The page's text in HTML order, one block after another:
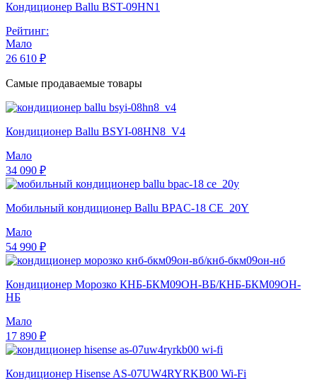
Кондиционер Ballu BST-09HN1
Рейтинг:
Мало
26 610 ₽
Самые продаваемые товары
Кондиционер Ballu BSYI-08HN8_V4
Мало
34 090 ₽
Мобильный кондиционер Ballu BPAC-18 CE_20Y
Мало
54 990 ₽
Кондиционер Морозко КНБ-БКМ09ОН-ВБ/КНБ-БКМ09ОН-
НБ
Мало
17 890 ₽
Кондиционер Hisense AS-07UW4RYRKB00 Wi-Fi